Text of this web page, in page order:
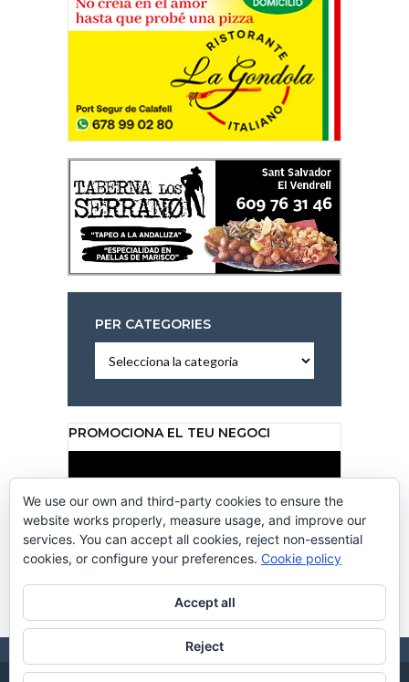
PER CATEGORIES
categories
PROMOCIONA EL TEU NEGOCI
de
vídeo
We use our own and third-party cookies to ensure the
website works properly, measure usage, and improve our
services. You can accept all cookies, reject non-essential
cookies, or configure your preferences. Cookie policy
Accept all
Reject